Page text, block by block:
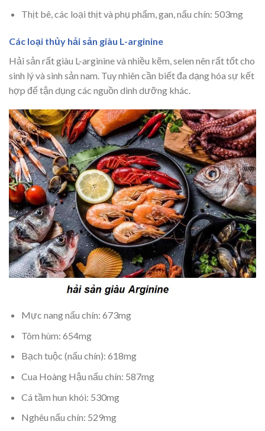
Thịt bê, các loại thịt và phụ phẩm, gan, nấu chín: 503mg
Các loại thủy hải sản giàu L-arginine
Hải sản rất giàu L-arginine và nhiều kẽm, selen nên rất tốt cho
sinh lý và sinh sản nam. Tuy nhiên cần biết đa dạng hóa sự kết
hợp để tận dụng các nguồn dinh dưỡng khác.
Mực nang nấu chín: 673mg
Tôm hùm: 654mg
Bạch tuộc (nấu chín): 618mg
Cua Hoàng Hậu nấu chín: 587mg
Cá tầm hun khói: 530mg
Nghêu nấu chín: 529mg